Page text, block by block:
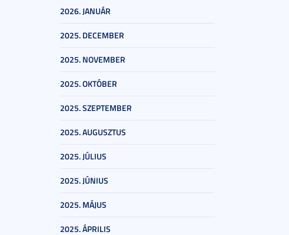
2026. JANUÁR
2025. DECEMBER
2025. NOVEMBER
2025. OKTÓBER
2025. SZEPTEMBER
2025. AUGUSZTUS
2025. JÚLIUS
2025. JÚNIUS
2025. MÁJUS
2025. ÁPRILIS